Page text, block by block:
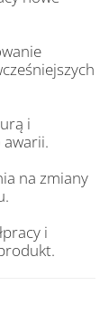
i
na zmiany
i